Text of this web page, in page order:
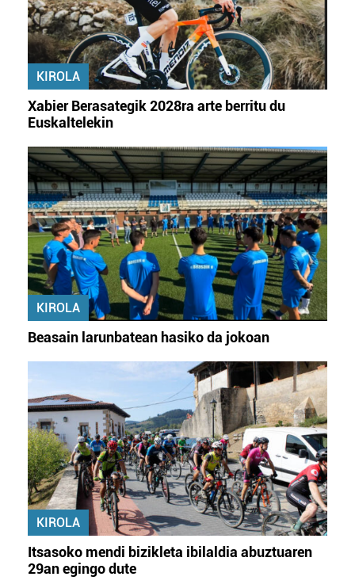
KIROLA
Xabier Berasategik 2028ra arte berritu du
Euskaltelekin
KIROLA
Beasain larunbatean hasiko da jokoan
KIROLA
Itsasoko mendi bizikleta ibilaldia abuztuaren
29an egingo dute